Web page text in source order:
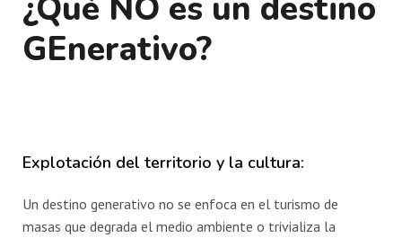
GEnerativo?
Explotación del territorio y la cultura:
Un destino generativo no se enfoca en el turismo de
masas que degrada el medio ambiente o trivializa la